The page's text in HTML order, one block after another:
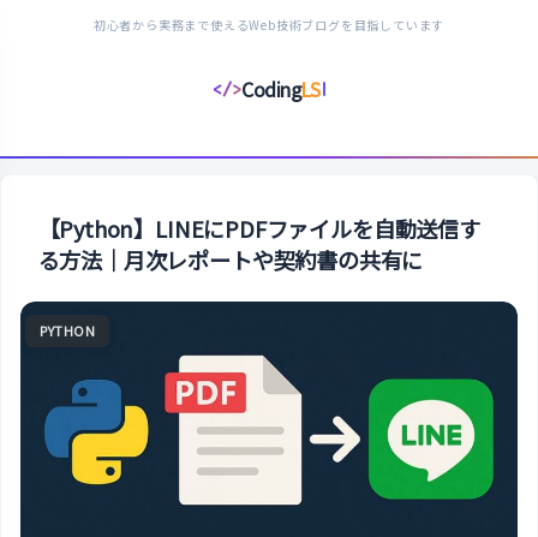
初心者から実務まで使えるWeb技術ブログを目指しています
</>CodingLS
コ
デ
ン
ス
タ
イ
ル
【Python】LINEにPDFファイルを自動送信す
る方法｜月次レポートや契約書の共有に
PYTHON